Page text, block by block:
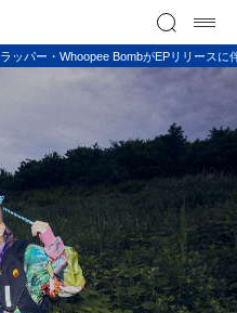
ラッパー・Whoopee BombがEPリリース